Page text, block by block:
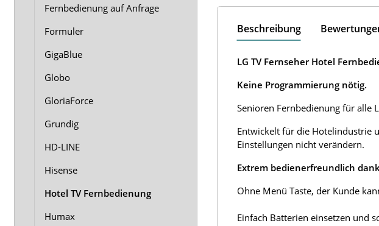
Beschreibung
LG TV Fernseher Hotel
Keine Programmierung nötig.
Senioren Fernbedienung für alle
Entwickelt für die Hotelindustrie
Einstellungen nicht verändern.
Extrem bedienerfreundlich
Ohne Menü Taste, der Kunde
Einfach Batterien einsetzen und
Fernbedienung auf Anfrage
Formuler
GigaBlue
Globo
GloriaForce
Grundig
HD-LINE
Hisense
Hotel TV Fernbedienung
Humax